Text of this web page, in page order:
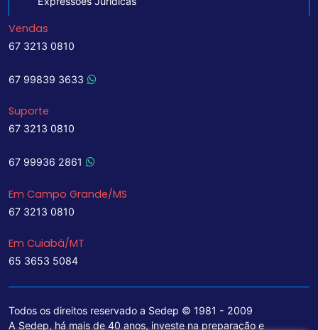
Vendas
67 3213 0810
67 99839 3633
Suporte
67 3213 0810
67 99936 2861
Em Campo Grande/MS
67 3213 0810
Em Cuiabá/MT
65 3653 5084
Todos os direitos reservado a Sedep © 1981 - 2009
A Sedep, há mais de 40 anos, investe na preparação e